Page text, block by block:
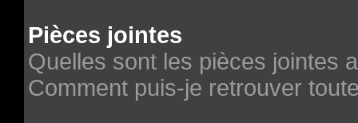
Pièces jointes
Quelles sont les pièces jointes
Comment puis-je retrouver